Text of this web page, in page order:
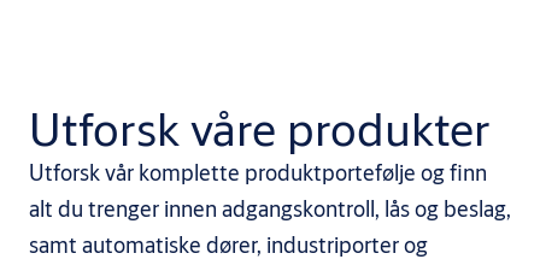
Utforsk våre produkter
Utforsk vår komplette produktportefølje og finn
alt du trenger innen adgangskontroll, lås og beslag,
samt automatiske dører, industriporter og